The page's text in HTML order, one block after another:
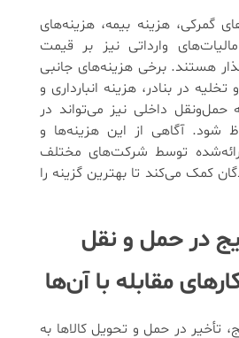
گمرکی، هزینه بیمه، هزینه‌های
وارداتی نیز بر قیمت
هستند. برخی هزینه‌های جانبی
تخلیه در بنادر، هزینه انبارداری و
حمل‌ونقل داخلی نیز می‌تواند در
شود. آگاهی از این هزینه‌ها و
توسط شرکت‌های مختلف
کمک می‌کند تا بهترین گزینه را
در حمل‌ و نقل
مقابله با آن‌ها
تأخیر در حمل و تحویل کالاها به